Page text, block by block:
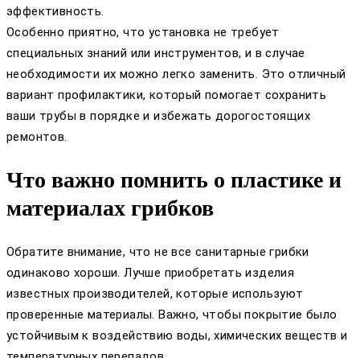
эффективность.
Особенно приятно, что установка не требует
специальных знаний или инструментов, и в случае
необходимости их можно легко заменить. Это отличный
вариант профилактики, который помогает сохранить
ваши трубы в порядке и избежать дорогостоящих
ремонтов.
Что важно помнить о пластике и
материалах грибков
Обратите внимание, что не все санитарные грибки
одинаково хороши. Лучше приобретать изделия
известных производителей, которые используют
проверенные материалы. Важно, чтобы покрытие было
устойчивым к воздействию воды, химических веществ и